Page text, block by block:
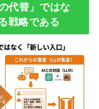
代替」ではな
戦略である